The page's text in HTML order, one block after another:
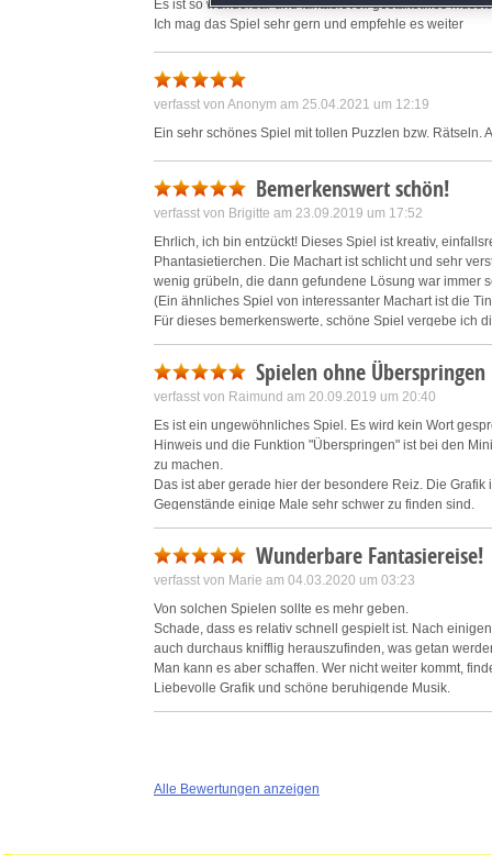
Es ist so wunderbar und fantasievoll gestaltet...es
Ich mag das Spiel sehr gern und empfehle es weiter
verfasst von Anonym am 25.04.2021 um 12:19
Ein sehr schönes Spiel mit tollen Puzzlen bzw.
Bemerkenswert schön!
verfasst von Brigitte am 23.09.2019 um 17:52
Ehrlich, ich bin entzückt! Dieses Spiel ist kreativ,
Phantasietierchen. Die Machart ist schlicht und sehr
wenig grübeln, die dann gefundene Lösung war immer
(Ein ähnliches Spiel von interessanter Machart ist die
Für dieses bemerkenswerte, schöne Spiel vergebe ich
Spielen ohne Überspringen
verfasst von Raimund am 20.09.2019 um 20:40
Es ist ein ungewöhnliches Spiel. Es wird kein Wort
Hinweis und die Funktion "Überspringen" ist bei den
zu machen.
Das ist aber gerade hier der besondere Reiz. Die
Gegenstände einige Male sehr schwer zu finden sind.
Bei den Minispielen sind kurze Beschreibungen, was
der fehlenden Möglichkeit, einen Hinweis zu
Es ist aber durchaus möglich, das erfolgreiche Ende
"Verschnaufen" einlegen sollte.
Wunderbare Fantasiereise!
verfasst von Marie am 04.03.2020 um 03:23
Von solchen Spielen sollte es mehr geben.
Schade, dass es relativ schnell gespielt ist. Nach
auch durchaus knifflig herauszufinden, was getan
Man kann es aber schaffen. Wer nicht weiter kommt,
Liebevolle Grafik und schöne beruhigende Musik.
Alle Bewertungen anzeigen